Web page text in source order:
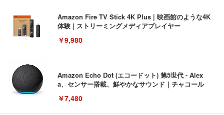
Amazon Fire TV Stick 4K Plus | 映画館のような4K
体験 | ストリーミングメディアプレイヤー
￥9,980
Amazon Echo Dot (エコードット) 第5世代 - Alex
a、センサー搭載、鮮やかなサウンド｜チャコール
￥7,480